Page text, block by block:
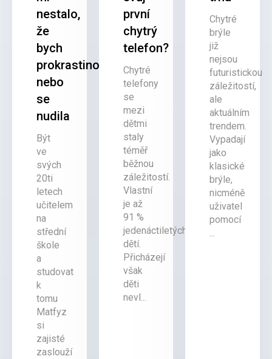
nestalo,
že
bych
prokrastinovala
nebo
se
nudila
Být
ve
svých
20ti
letech
učitelem
na
střední
škole
a
studovat
k
tomu
Matfyz
si
zajisté
zaslouží
první
chytrý
telefon?
Chytré
telefony
se
mezi
dětmi
staly
téměř
běžnou
záležitostí.
Vlastní
je až
91 %
jedenáctiletých
dětí.
Přicházejí
však
děti
nevl...
Chytré
brýle
již
nejsou
futuristickou
záležitostí,
ale
aktuálním
trendem.
Vypadají
jako
klasické
brýle,
nicméně
uživatel
pomocí
...